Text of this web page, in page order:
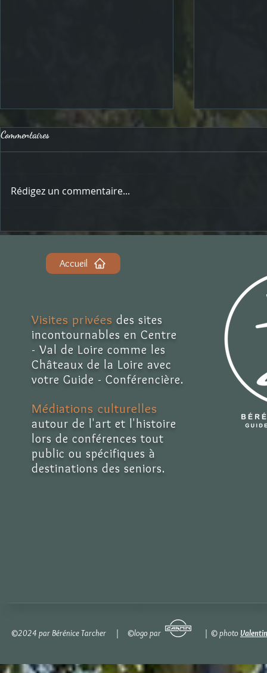
Commentaires
Rédigez un commentaire...
Accueil
Visites privées des sites
incontournables en Centre
- Val de Loire comme les
Châteaux de la Loire avec
votre Guide - Conférencière.
Médiations culturelles
autour de l'art et l'histoire
lors de conférences tout
public ou spécifiques à
destinations des seniors.
©2024 par Bérénice Tarcher | ©logo par | © photo